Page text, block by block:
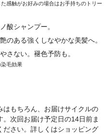
感触がお好みの場合はお手持ちのトリー
酸シャンプー。
のある強くしなやかな美髪へ。
さない。褪色予防も。
毛効果
はもちろん、お届けサイクルの
次回お届け予定日の14日前ま
ださい。詳しくはショッピング